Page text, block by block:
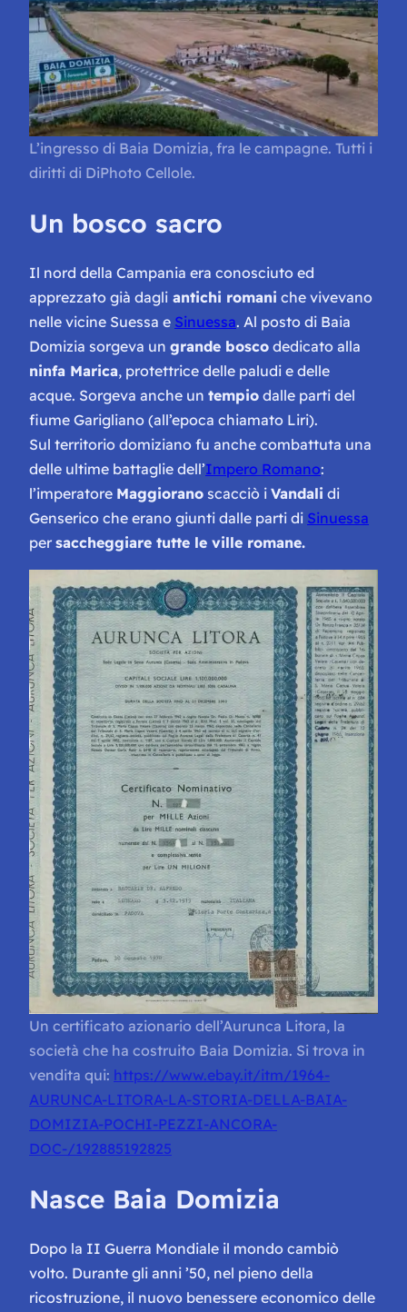
L’ingresso di Baia Domizia, fra le campagne. Tutti i
diritti di DiPhoto Cellole.
Un bosco sacro
Il nord della Campania era conosciuto ed
apprezzato già dagli antichi romani che vivevano
nelle vicine Suessa e Sinuessa. Al posto di Baia
Domizia sorgeva un grande bosco dedicato alla
ninfa Marica, protettrice delle paludi e delle
acque. Sorgeva anche un tempio dalle parti del
fiume Garigliano (all’epoca chiamato Liri).
Sul territorio domiziano fu anche combattuta una
delle ultime battaglie dell’Impero Romano:
l’imperatore Maggiorano scacciò i Vandali di
Genserico che erano giunti dalle parti di Sinuessa
per saccheggiare tutte le ville romane.
Un certificato azionario dell’Aurunca Litora, la
società che ha costruito Baia Domizia. Si trova in
vendita qui: https://www.ebay.it/itm/1964-
AURUNCA-LITORA-LA-STORIA-DELLA-BAIA-
DOMIZIA-POCHI-PEZZI-ANCORA-
DOC-/192885192825
Nasce Baia Domizia
Dopo la II Guerra Mondiale il mondo cambiò
volto. Durante gli anni ’50, nel pieno della
ricostruzione, il nuovo benessere economico delle